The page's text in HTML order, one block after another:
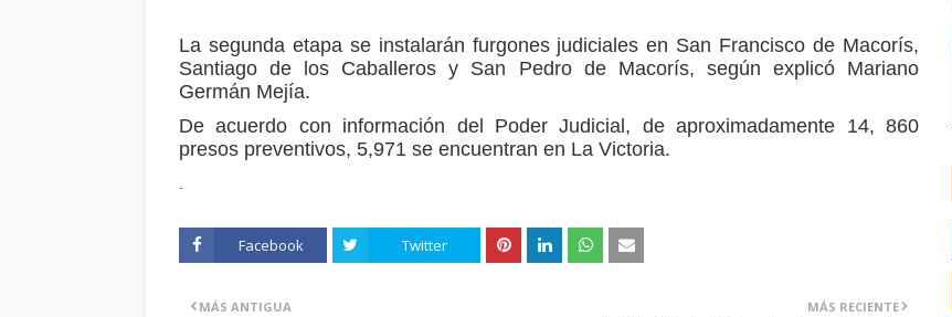
La segunda etapa se instalarán furgones judiciales en San Francisco de Macorís,
Santiago de los Caballeros y San Pedro de Macorís, según explicó Mariano
Germán Mejía.
De acuerdo con información del Poder Judicial, de aproximadamente 14, 860
presos preventivos, 5,971 se encuentran en La Victoria.
Facebook Twitter
MÁS RECIENTE
MÁS ANTIGUA